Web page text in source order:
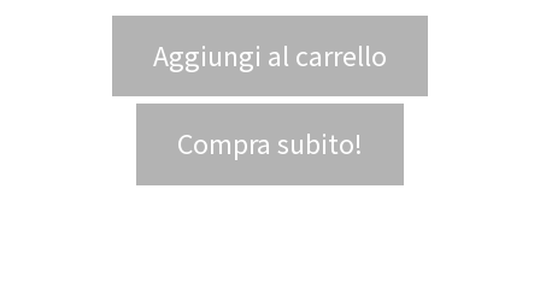
Aggiungi al carrello
Compra subito!